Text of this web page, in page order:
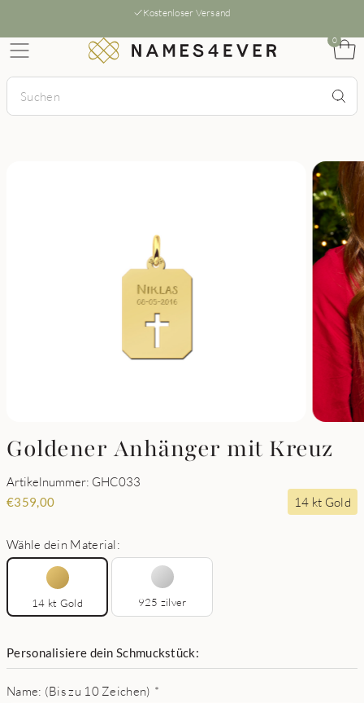
Kostenloser Versand
0
Goldener Anhänger mit Kreuz
Artikelnummer: GHC033
€359,00 14 kt Gold
Wähle dein Material:
14 kt Gold 925 zilver
Personalisiere dein Schmuckstück:
Name: (Bis zu 10 Zeichen) *